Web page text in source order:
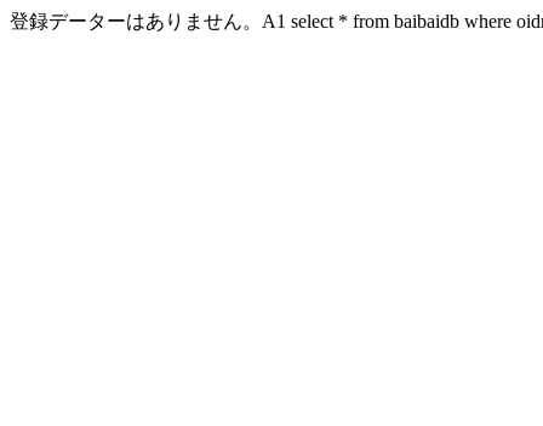
登録データーはありません。A1 select * from baibaidb where